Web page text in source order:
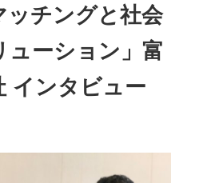
ッチングと社会
ューション」富
インタビュー